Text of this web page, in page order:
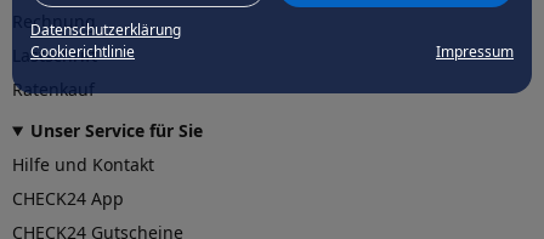
Datenschutzerklärung
Cookierichtlinie
Impressum
Rechnung
Lastschrift
Ratenkauf
Unser Service für Sie
Hilfe und Kontakt
CHECK24 App
CHECK24 Gutscheine